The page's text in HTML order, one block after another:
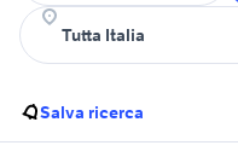
Salva ricerca